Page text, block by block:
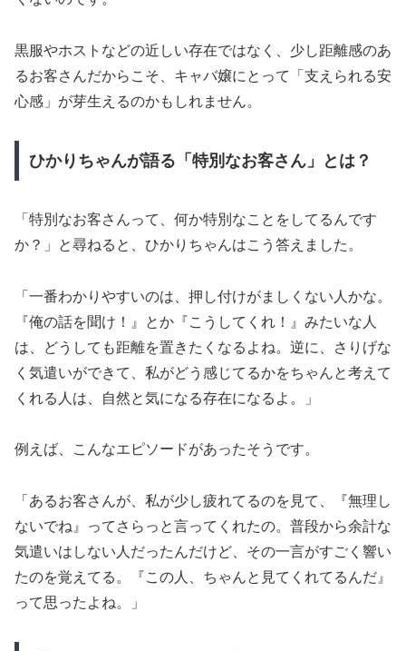
黒服やホストなどの近しい存在ではなく、少し距離感のあ
るお客さんだからこそ、キャバ嬢にとって「支えられる安
心感」が芽生えるのかもしれません。
ひかりちゃんが語る「特別なお客さん」とは？
「特別なお客さんって、何か特別なことをしてるんです
か？」と尋ねると、ひかりちゃんはこう答えました。
「一番わかりやすいのは、押し付けがましくない人かな。
『俺の話を聞け！』とか『こうしてくれ！』みたいな人
は、どうしても距離を置きたくなるよね。逆に、さりげな
く気遣いができて、私がどう感じてるかをちゃんと考えて
くれる人は、自然と気になる存在になるよ。」
例えば、こんなエピソードがあったそうです。
「あるお客さんが、私が少し疲れてるのを見て、『無理し
ないでね』ってさらっと言ってくれたの。普段から余計な
気遣いはしない人だったんだけど、その一言がすごく響い
たのを覚えてる。『この人、ちゃんと見てくれてるんだ』
って思ったよね。」